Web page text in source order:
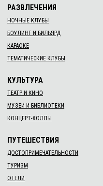
РАЗВЛЕЧЕНИЯ
НОЧНЫЕ КЛУБЫ
БОУЛИНГ И БИЛЬЯРД
КАРАОКЕ
ТЕМАТИЧЕСКИЕ КЛУБЫ
КУЛЬТУРА
ТЕАТР И КИНО
МУЗЕИ И БИБЛИОТЕКИ
КОНЦЕРТ-ХОЛЛЫ
ПУТЕШЕСТВИЯ
ДОСТОПРИМЕЧАТЕЛЬНОСТИ
ТУРИЗМ
ОТЕЛИ